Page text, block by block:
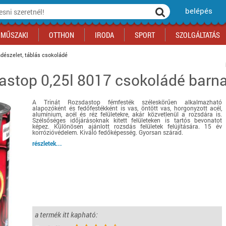
belépés
akciók
Sport akciók
MŰSZAKI OTTHON
Építkezés
Iskolakezdés, papír, írószer
Háziállatok
Bébi
Biztonságtechnika
Fűtés
Autó
Ingatlan
IRODA SPORT
gördeszka, roller
Fitneszközpont
Motor
SZOLGÁLTATÁS
parkolás
sütemények
ital
táblás csokoládé
0,25l 8017 csokoládé
A Trinát Rozsdastop fémfesték széleskörűen alkalmazható
alapozóként és fedőfestékként is vas, öntött vas, horgonyzott acél,
alumínium, acél és réz felületekre, akár közvetlenül a rozsdára is.
Szélsőséges időjárásoknak kitett felületeken is tartós bevonatot
képez. Különösen ajánlott rozsdás felületek felújítására. 15 év
korrózióvédelem. Kiváló fedőképesség. Gyorsan szárad.
részletek...
a termék itt kapható: